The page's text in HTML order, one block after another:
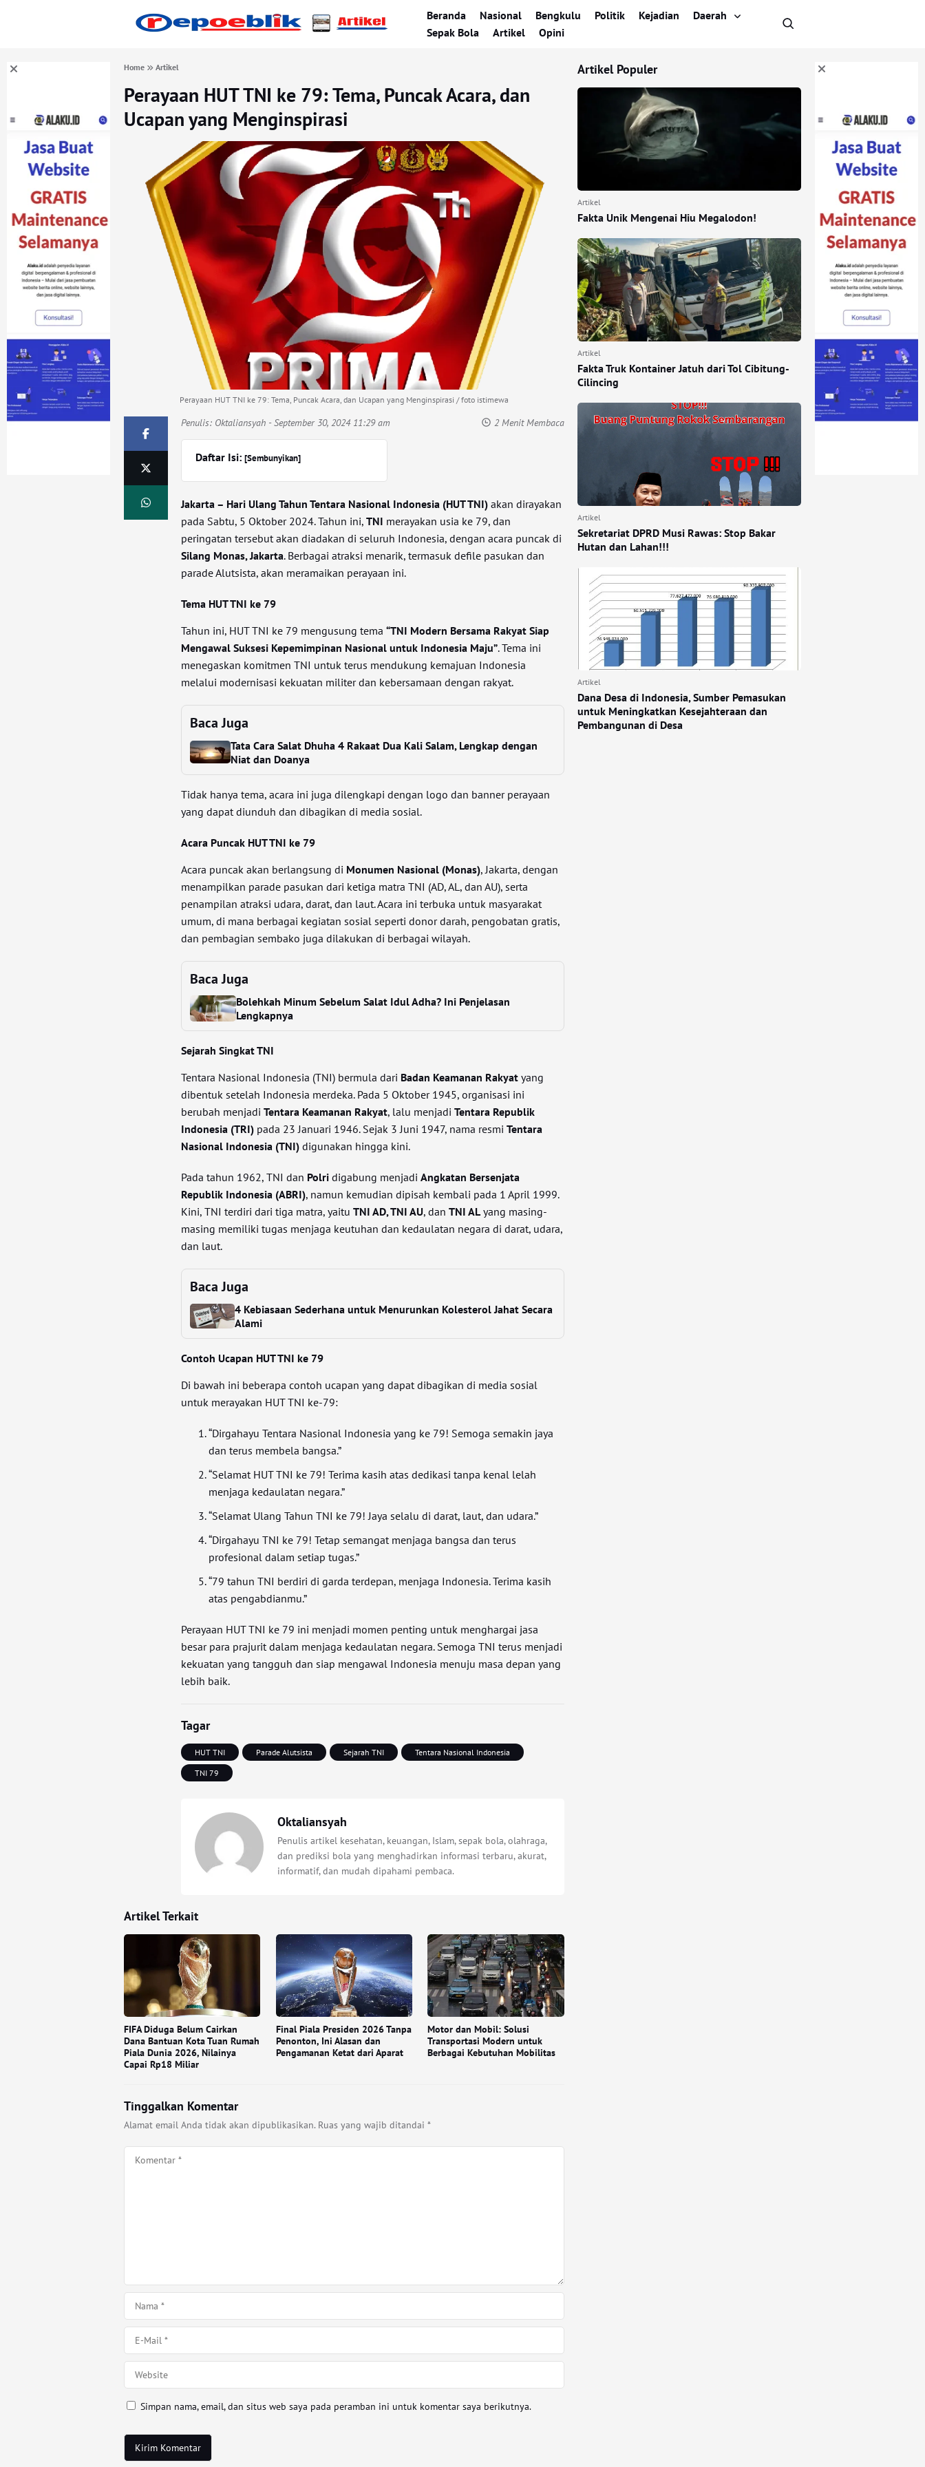
Beranda Nasional Bengkulu Politik Kejadian
Daerah
Sepak Bola
Artikel Opini
Home Artikel
Perayaan HUT TNI ke 79: Tema, Puncak Acara, dan
Ucapan yang Menginspirasi
Perayaan HUT TNI ke 79: Tema, Puncak Acara, dan Ucapan yang Menginspirasi / foto istimewa
Penulis: Oktaliansyah - September 30, 2024 11:29 am 2 Menit Membaca
Daftar Isi:[Sembunyikan]
Jakarta – Hari Ulang Tahun Tentara Nasional Indonesia (HUT TNI) akan dirayakan
pada Sabtu, 5 Oktober 2024. Tahun ini,TNI merayakan usia ke 79, dan
peringatan tersebut akan diadakan di seluruh Indonesia, dengan acara puncak di
Silang Monas, Jakarta. Berbagai atraksi menarik, termasuk defile pasukan dan
parade Alutsista, akan meramaikan perayaan ini.
Tema HUT TNI ke 79
Tahun ini, HUT TNI ke 79 mengusung tema“TNI Modern Bersama Rakyat Siap
Mengawal Suksesi Kepemimpinan Nasional untuk Indonesia Maju”. Tema ini
menegaskan komitmen TNI untuk terus mendukung kemajuan Indonesia
melalui modernisasi kekuatan militer dan kebersamaan dengan rakyat.
Baca Juga
Tata Cara Salat Dhuha 4 Rakaat Dua Kali Salam, Lengkap dengan
Niat dan Doanya
Tidak hanya tema, acara ini juga dilengkapi dengan logo dan banner perayaan
yang dapat diunduh dan dibagikan di media sosial.
Acara Puncak HUT TNI ke 79
Acara puncak akan berlangsung di Monumen Nasional (Monas), Jakarta, dengan
menampilkan parade pasukan dari ketiga matra TNI (AD, AL, dan AU), serta
penampilan atraksi udara, darat, dan laut. Acara ini terbuka untuk masyarakat
umum, di mana berbagai kegiatan sosial seperti donor darah, pengobatan gratis,
dan pembagian sembako juga dilakukan di berbagai wilayah.
Baca Juga
Bolehkah Minum Sebelum Salat Idul Adha? Ini Penjelasan
Lengkapnya
Sejarah Singkat TNI
Tentara Nasional Indonesia (TNI) bermula dari Badan Keamanan Rakyat yang
dibentuk setelah Indonesia merdeka. Pada 5 Oktober 1945, organisasi ini
berubah menjadiTentara Keamanan Rakyat, lalu menjadiTentara Republik
Indonesia (TRI) pada 23 Januari 1946. Sejak 3 Juni 1947, nama resmiTentara
Nasional Indonesia (TNI) digunakan hingga kini.
Pada tahun 1962, TNI dan Polri digabung menjadiAngkatan Bersenjata
Republik Indonesia (ABRI), namun kemudian dipisah kembali pada 1 April 1999.
Kini, TNI terdiri dari tiga matra, yaituTNI AD, TNI AU, danTNI AL yang masing-
masing memiliki tugas menjaga keutuhan dan kedaulatan negara di darat, udara,
dan laut.
Baca Juga
4 Kebiasaan Sederhana untuk Menurunkan Kolesterol Jahat Secara
Alami
Contoh Ucapan HUT TNI ke 79
Di bawah ini beberapa contoh ucapan yang dapat dibagikan di media sosial
untuk merayakan HUT TNI ke-79:
“Dirgahayu Tentara Nasional Indonesia yang ke 79! Semoga semakin jaya
dan terus membela bangsa.”
“Selamat HUT TNI ke 79! Terima kasih atas dedikasi tanpa kenal lelah
menjaga kedaulatan negara.”
“Selamat Ulang Tahun TNI ke 79! Jaya selalu di darat, laut, dan udara.”
“Dirgahayu TNI ke 79! Tetap semangat menjaga bangsa dan terus
profesional dalam setiap tugas.”
“79 tahun TNI berdiri di garda terdepan, menjaga Indonesia. Terima kasih
atas pengabdianmu.”
Perayaan HUT TNI ke 79 ini menjadi momen penting untuk menghargai jasa
besar para prajurit dalam menjaga kedaulatan negara. Semoga TNI terus menjadi
kekuatan yang tangguh dan siap mengawal Indonesia menuju masa depan yang
lebih baik.
Tagar
HUT TNI Parade Alutsista Sejarah TNI
Tentara Nasional Indonesia
TNI 79
Oktaliansyah
Penulis artikel kesehatan, keuangan, Islam, sepak bola, olahraga,
dan prediksi bola yang menghadirkan informasi terbaru, akurat,
informatif, dan mudah dipahami pembaca.
Artikel Terkait
FIFA Diduga Belum Cairkan
Dana Bantuan Kota Tuan Rumah
Piala Dunia 2026, Nilainya
Capai Rp18 Miliar
Final Piala Presiden 2026 Tanpa
Penonton, Ini Alasan dan
Pengamanan Ketat dari Aparat
Motor dan Mobil: Solusi
Transportasi Modern untuk
Berbagai Kebutuhan Mobilitas
Tinggalkan Komentar
Alamat email Anda tidak akan dipublikasikan. Ruas yang wajib ditandai *
Simpan nama, email, dan situs web saya pada peramban ini untuk komentar saya berikutnya.
Artikel Populer
Artikel
Fakta Unik Mengenai Hiu Megalodon!
Artikel
Fakta Truk Kontainer Jatuh dari Tol Cibitung-
Cilincing
Artikel
Sekretariat DPRD Musi Rawas: Stop Bakar
Hutan dan Lahan!!!
Artikel
Dana Desa di Indonesia, Sumber Pemasukan
untuk Meningkatkan Kesejahteraan dan
Pembangunan di Desa